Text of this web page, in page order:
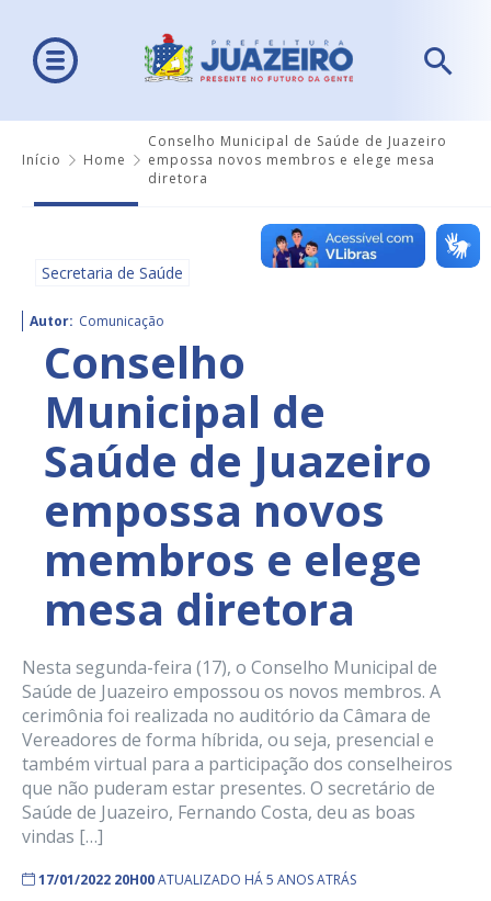
Início Home
Conselho Municipal de Saúde de Juazeiro
empossa novos membros e elege mesa
diretora
Secretaria de Saúde
Autor: Comunicação
Conselho
Municipal de
Saúde de Juazeiro
empossa novos
membros e elege
mesa diretora
Nesta segunda-feira (17), o Conselho Municipal de
Saúde de Juazeiro empossou os novos membros. A
cerimônia foi realizada no auditório da Câmara de
Vereadores de forma híbrida, ou seja, presencial e
também virtual para a participação dos conselheiros
que não puderam estar presentes. O secretário de
Saúde de Juazeiro, Fernando Costa, deu as boas
vindas […]
17/01/2022 20H00ATUALIZADO HÁ 5 ANOS ATRÁS